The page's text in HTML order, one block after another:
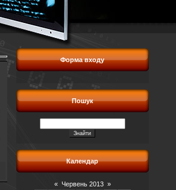
Форма входу
Пошук
Календар
« Червень 2013 »